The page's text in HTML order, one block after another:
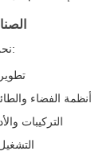
نحن نخدم العملاء في:
أنظمة الفضاء
التركيبات